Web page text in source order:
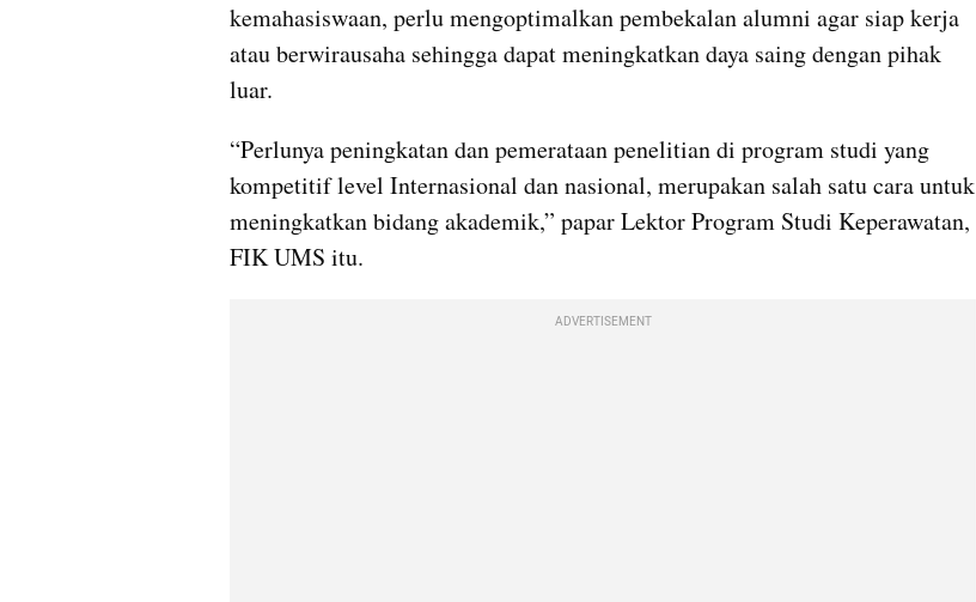
kemahasiswaan, perlu mengoptimalkan pembekalan alumni agar siap kerja
atau berwirausaha sehingga dapat meningkatkan daya saing dengan pihak
luar.
“Perlunya peningkatan dan pemerataan penelitian di program studi yang
kompetitif level Internasional dan nasional, merupakan salah satu cara untuk
meningkatkan bidang akademik,” papar Lektor Program Studi Keperawatan,
FIK UMS itu.
ADVERTISEMENT